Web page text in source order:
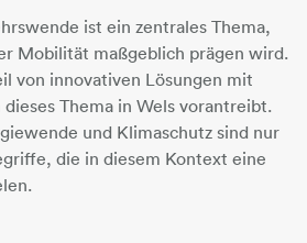
ist ein zentrales Thema,
Mobilität maßgeblich prägen wird.
von innovativen Lösungen mit
Thema in Wels vorantreibt.
und Klimaschutz sind nur
die in diesem Kontext eine